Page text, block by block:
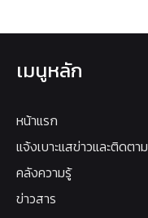
เมนูหลัก
หน้าแรก
แจ้งเบาะแสข่าวและติดตาม
คลังความรู้
ข่าวสาร